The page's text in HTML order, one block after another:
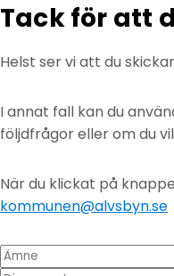
Tack för att
Helst ser vi att du
I annat fall kan du
följdfrågor eller om du
När du klickat på
kommunen@alvsbyn.se
Ämne
Din e-post